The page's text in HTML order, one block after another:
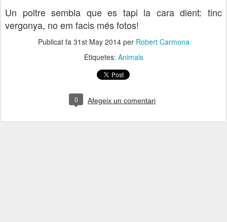
Un poltre sembla que es tapi la cara dient: tinc
vergonya, no em facis més fotos!
Publicat fa 31st May 2014per Robert Carmona
Etiquetes: Animals
0 Afegeix un comentari